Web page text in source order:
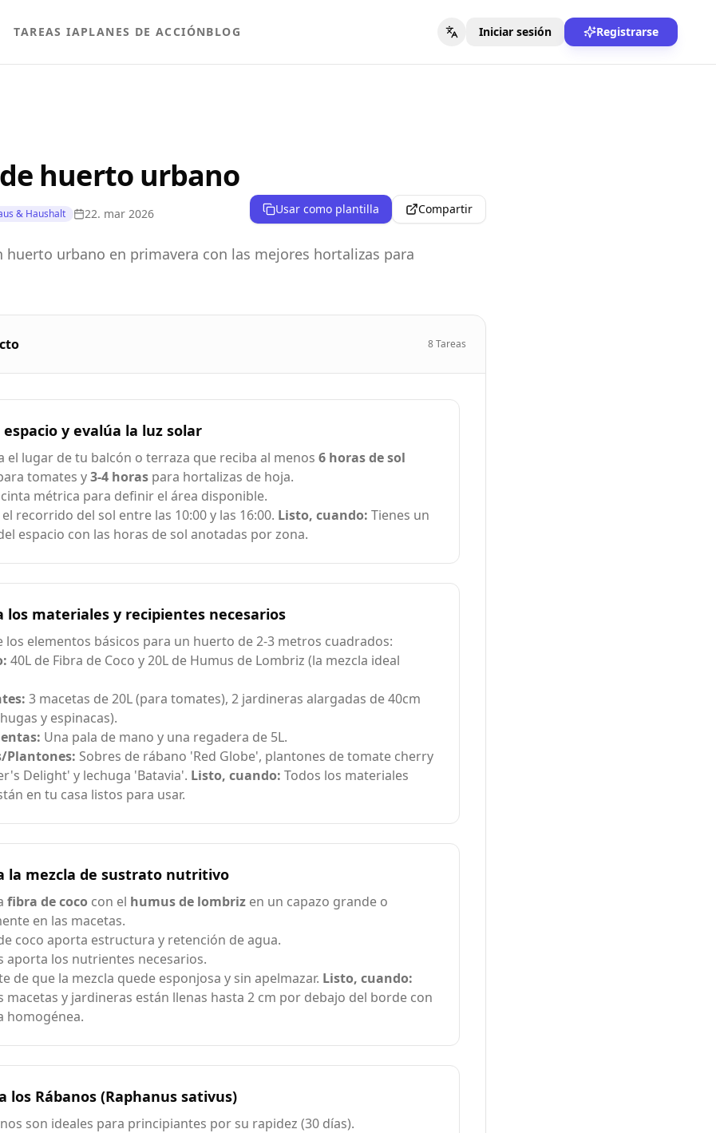
TAREAS IAPLANES DE ACCIÓNBLOG Iniciar sesión Registrarse
huerto urbano
& Haushalt 22. mar 2026 Usar como plantilla Compartir
huerto urbano en primavera con las mejores hortalizas para
8Tareas
y evalúa la luz solar
el lugar de tu balcón o terraza que reciba al menos 6 horas de sol
tomates y3-4 horas para hortalizas de hoja.
métrica para definir el área disponible.
recorrido del sol entre las 10:00 y las 16:00. Listo, cuando: Tienes un
espacio con las horas de sol anotadas por zona.
los materiales y recipientes necesarios
los elementos básicos para un huerto de 2-3 metros cuadrados:
40L de Fibra de Coco y 20L de Humus de Lombriz (la mezcla ideal
3 macetas de 20L (para tomates), 2 jardineras alargadas de 40cm
y espinacas).
Una pala de mano y una regadera de 5L.
Plantones: Sobres de rábano 'Red Globe', plantones de tomate cherry
Delight' y lechuga 'Batavia'. Listo, cuando: Todos los materiales
en tu casa listos para usar.
la mezcla de sustrato nutritivo
fibra de coco con el humus de lombriz en un capazo grande o
en las macetas.
coco aporta estructura y retención de agua.
aporta los nutrientes necesarios.
de que la mezcla quede esponjosa y sin apelmazar. Listo, cuando:
macetas y jardineras están llenas hasta 2 cm por debajo del borde con
homogénea.
los Rábanos (Raphanus sativus)
son ideales para principiantes por su rapidez (30 días).